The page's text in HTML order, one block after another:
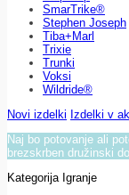
SmarTrike®
Stephen Joseph
Tiba+Marl
Trixie
Trunki
Voksi
Wildride®
Novi izdelki Izdelki v
Naj bo potovanje ali
brezskrben družinski
Kategorija Igranje